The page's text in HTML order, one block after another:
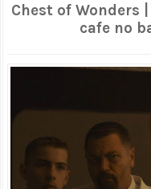
Chest of Wonders
cafe no